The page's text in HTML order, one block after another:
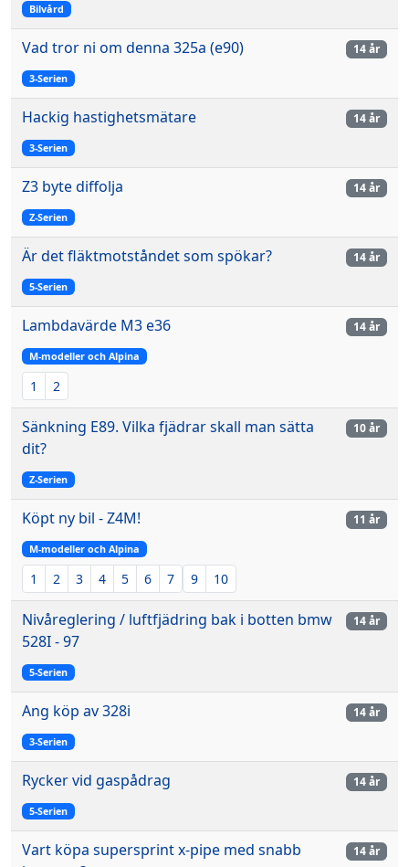
Bilvård
Vad tror ni om denna 325a (e90)
3-Serien
14 år
Hackig hastighetsmätare
3-Serien
14 år
Z3 byte diffolja
Z-Serien
14 år
Är det fläktmotståndet som spökar?
5-Serien
14 år
Lambdavärde M3 e36
M-modeller och Alpina
1 2
14 år
Sänkning E89. Vilka fjädrar skall man sätta
dit?
Z-Serien
10 år
Köpt ny bil - Z4M!
M-modeller och Alpina
1 2 3 4 5 6 7 9 10
11 år
Nivåreglering / luftfjädring bak i botten bmw
528I - 97
5-Serien
14 år
Ang köp av 328i
3-Serien
14 år
Rycker vid gaspådrag
5-Serien
14 år
Vart köpa supersprint x-pipe med snabb
14 år